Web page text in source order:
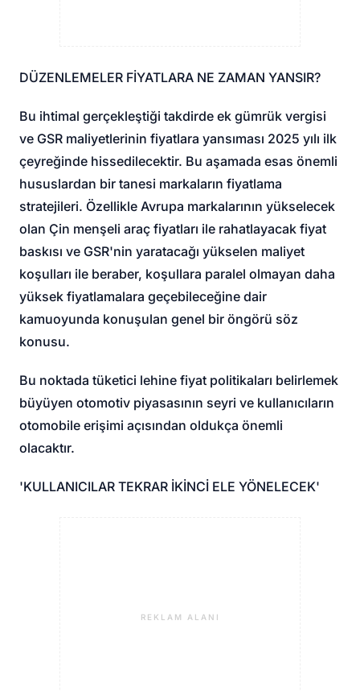
DÜZENLEMELER FİYATLARA NE ZAMAN YANSIR?
Bu ihtimal gerçekleştiği takdirde ek gümrük vergisi
ve GSR maliyetlerinin fiyatlara yansıması 2025 yılı ilk
çeyreğinde hissedilecektir. Bu aşamada esas önemli
hususlardan bir tanesi markaların fiyatlama
stratejileri. Özellikle Avrupa markalarının yükselecek
olan Çin menşeli araç fiyatları ile rahatlayacak fiyat
baskısı ve GSR'nin yaratacağı yükselen maliyet
koşulları ile beraber, koşullara paralel olmayan daha
yüksek fiyatlamalara geçebileceğine dair
kamuoyunda konuşulan genel bir öngörü söz
konusu.
Bu noktada tüketici lehine fiyat politikaları belirlemek
büyüyen otomotiv piyasasının seyri ve kullanıcıların
otomobile erişimi açısından oldukça önemli
olacaktır.
'KULLANICILAR TEKRAR İKİNCİ ELE YÖNELECEK'
REKLAM ALANI